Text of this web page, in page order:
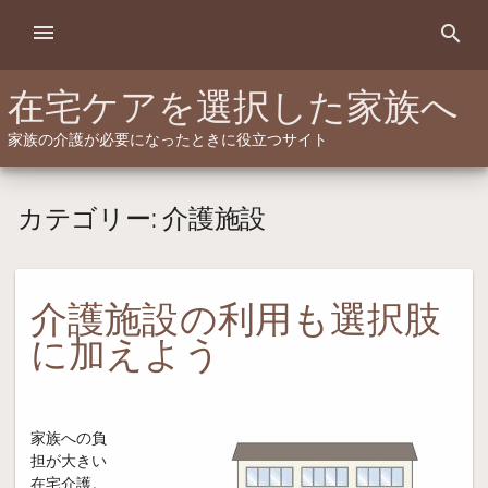
在宅ケアを選択した家族へ
家族の介護が必要になったときに役立つサイト
search
menu
カテゴリー:介護施設
介護施設の利用も選択肢
に加えよう
家族への負
担が大きい
在宅介護。